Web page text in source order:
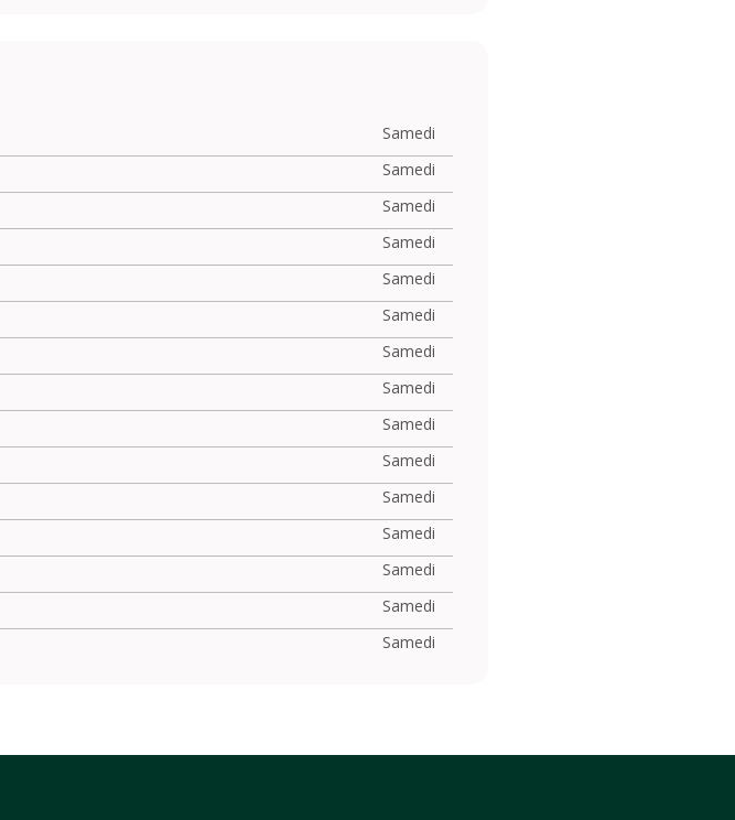
Samedi
Samedi
Samedi
Samedi
Samedi
Samedi
Samedi
Samedi
Samedi
Samedi
Samedi
Samedi
Samedi
Samedi
Samedi
Samedi